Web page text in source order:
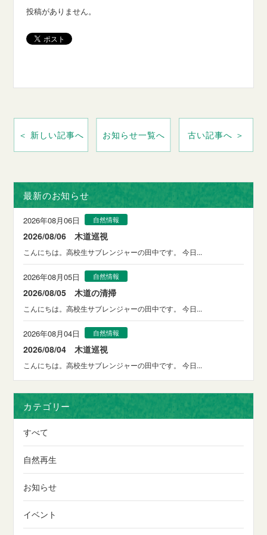
投稿がありません。
＜ 新しい記事へ お知らせ一覧へ 古い記事へ ＞
最新のお知らせ
2026年08月06日 自然情報
2026/08/06 木道巡視
こんにちは。高校生サブレンジャーの田中です。 今日...
2026年08月05日 自然情報
2026/08/05 木道の清掃
こんにちは。高校生サブレンジャーの田中です。 今日...
2026年08月04日 自然情報
2026/08/04 木道巡視
こんにちは。高校生サブレンジャーの田中です。 今日...
カテゴリー
すべて
自然再生
お知らせ
イベント